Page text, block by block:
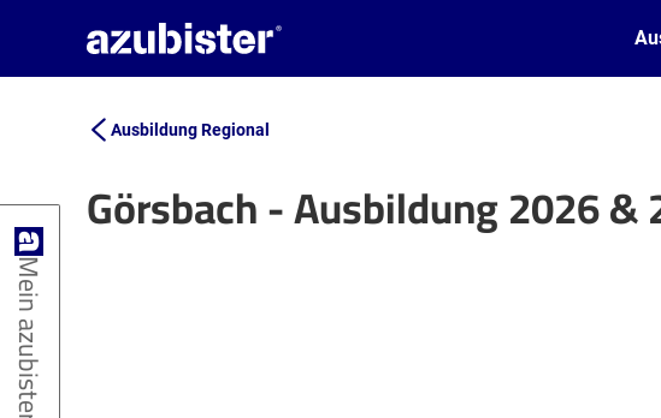
Ausbildung Regional
Görsbach - Ausbildung 2026 &
Leaflet| ©
Mein azubister